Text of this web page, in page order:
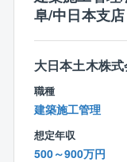
セレント企業」
◎完全週休二日制
◎全社残業月平
◎閑散期（0〜5h
22時00分 (7.5時
阜/中日本支店
大日本土木株
職種
建築施工管理
想定年収
500～900万円